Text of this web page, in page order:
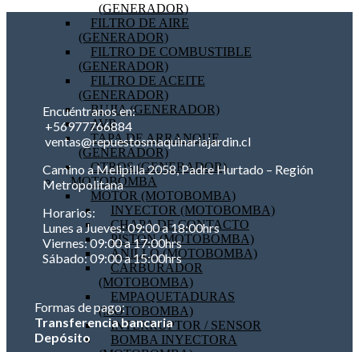
(GENERADOR)
FILTRO DE AIRE
(GENERADOR)
FILTRO DE COMBUSTIBLE
(GENERADOR)
FILTRO DE ACEITE
(GENERADOR)
BUJIA (GENERADOR)
AVR
TAPA DE ARRANQUE
(GENERADOR)
OTROS (GENERADOR)
MOTOBOMBA
MOTOR (MOTOBOMBA)
INYECTOR (MOTOBOMBA)
CHAPA DE CONTACTO
PISTON (MOTOBOMBA)
ANILLO (MOTOBOMBA)
CARBURADOR
(MOTOBOMBA)
EMPAQUETADURAS
(MOTOBOMBA)
INTERRUPTOR / SENSOR
BOMBA INYECTORA
Encuéntranos en:
+56977766884
ventas@repuestosmaquinariajardin.cl
Camino a Melipilla 2058, Padre Hurtado – Región
Metropolitana
Horarios:
Lunes a Jueves: 09:00 a 18:00hrs
Viernes: 09:00 a 17:00hrs
Sábado: 09:00 a 15:00hrs
Formas de pago:
Transferencia bancaria
Depósito